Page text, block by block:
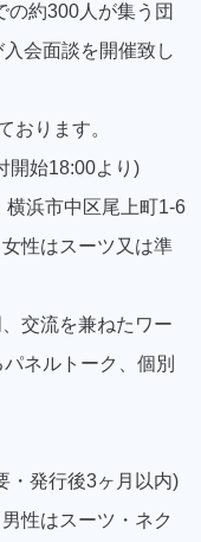
の約300人が集う団
会面談を開催致し
おります。
開始18:00より)
横浜市中区尾上町1-6
性はスーツ又は準
交流を兼ねたワー
ネルトーク、個別
・発行後3ヶ月以内)
性はスーツ・ネク